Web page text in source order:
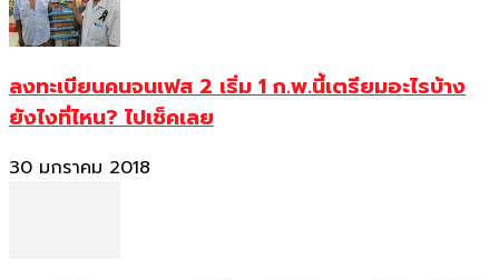
ลงทะเบียนคนจนเฟส 2 เริ่ม 1 ก.พ.นี้เตรียมอะไรบ้าง
ยังไงที่ไหน? ไปเช็คเลย
30 มกราคม 2018